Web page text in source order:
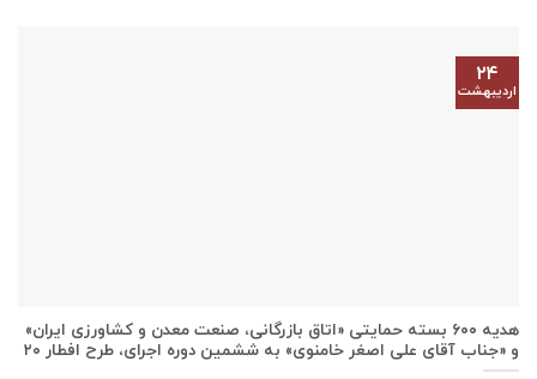
هدیه ۶۰۰ بسته حمایتی «اتاق بازرگانی، صنعت معدن و کشاورزی ایران»
و «جناب آقای علی اصغر خامنوی» به ششمین دوره اجرای، طرح افطار ۲۰
۲۴
اردیبهشت